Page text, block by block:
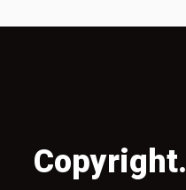
Copyright.